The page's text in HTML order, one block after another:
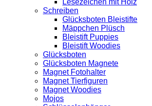
Schreiben
Glücksboten Bleistifte
Mäppchen Plüsch
Bleistift Puppies
Bleistift Woodies
Glücksboten
Glücksboten Magnete
Magnet Fotohalter
Magnet Tierfiguren
Magnet Woodies
Mojos